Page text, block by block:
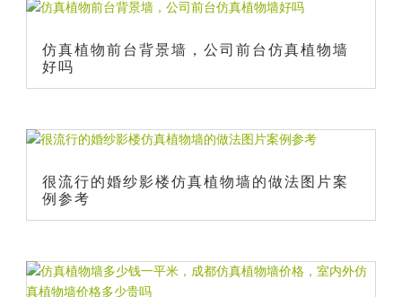
仿真植物前台背景墙，公司前台仿真植物墙
好吗
很流行的婚纱影楼仿真植物墙的做法图片案
例参考